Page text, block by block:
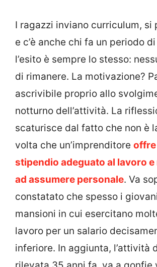
I ragazzi inviano curriculum, si
e c’è anche chi fa un periodo
l’esito è sempre lo stesso:
di rimanere. La motivazione?
ascrivibile proprio allo
notturno dell’attività. La
scaturisce dal fatto che non è
volta che un’imprenditore
stipendio adeguato al lavoro
ad assumere personale. Va
constatato che spesso i
mansioni in cui esercitano
lavoro per un salario
inferiore. In aggiunta, l’attività